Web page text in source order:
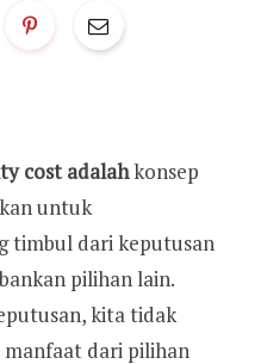
cost adalahkonsep
untuk
timbul dari keputusan
pilihan lain.
kita tidak
dari pilihan